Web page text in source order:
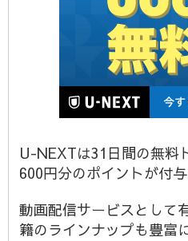
U-NEXTは31日間の無料
600円分のポイントが付与
動画配信サービスとして
籍のラインナップも豊富